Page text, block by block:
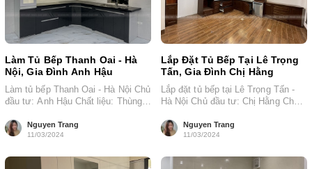
Làm Tủ Bếp Thanh Oai - Hà
Nội, Gia Đình Anh Hậu
Làm tủ bếp Thanh Oai - Hà Nội Chủ
đầu tư: Anh Hậu Chất liệu: Thùng
Nguyen Trang
11/03/2024
Lắp Đặt Tủ Bếp Tại Lê Trọng
Tấn, Gia Đình Chị Hằng
Lắp đặt tủ bếp tại Lê Trọng Tấn -
Hà Nội Chủ đầu tư: Chị Hằng Chất
Nguyen Trang
11/03/2024